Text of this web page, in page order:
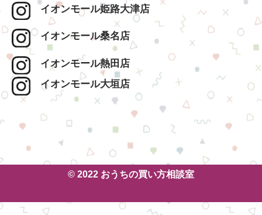
イオンモール姫路大津店
イオンモール桑名店
イオンモール熱田店
イオンモール大垣店
© 2022 おうちの買い方相談室